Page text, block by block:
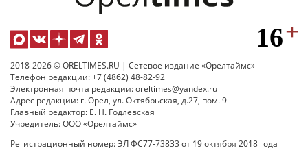
2018-2026 © ORELTIMES.RU | Сетевое издание «Орелтаймс»
Телефон редакции: +7 (4862) 48-82-92
Электронная почта редакции: oreltimes@yandex.ru
Адрес редакции: г. Орел, ул. Октябрьская, д.27, пом. 9
Главный редактор: Е. Н. Годлевская
Учредитель: ООО «Орелтаймс»
Регистрационный номер: ЭЛ ФС77-73833 от 19 октября 2018 года